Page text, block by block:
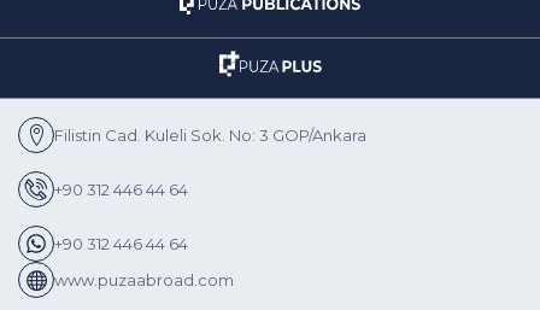
Filistin Cad. Kuleli Sok. No: 3 GOP/Ankara
+90 312 446 44 64
+90 312 446 44 64
www.puzaabroad.com